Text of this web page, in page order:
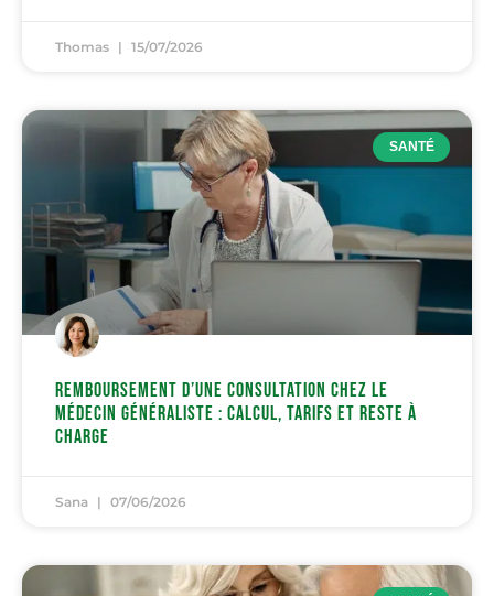
Thomas 15/07/2026
SANTÉ
Remboursement d’une consultation chez le
médecin généraliste : calcul, tarifs et reste à
charge
Sana 07/06/2026